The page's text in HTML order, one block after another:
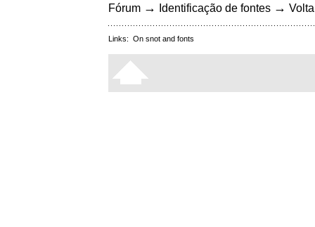
Fórum → Identificação de fontes →
Links: On snot and fonts